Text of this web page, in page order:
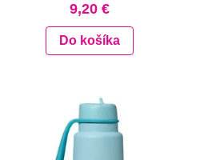
9,20 €
Do košíka